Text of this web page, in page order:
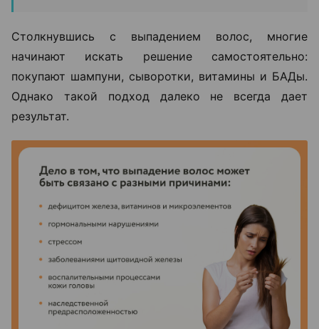
Столкнувшись с выпадением волос, многие
начинают искать решение самостоятельно:
покупают шампуни, сыворотки, витамины и БАДы.
Однако такой подход далеко не всегда дает
результат.